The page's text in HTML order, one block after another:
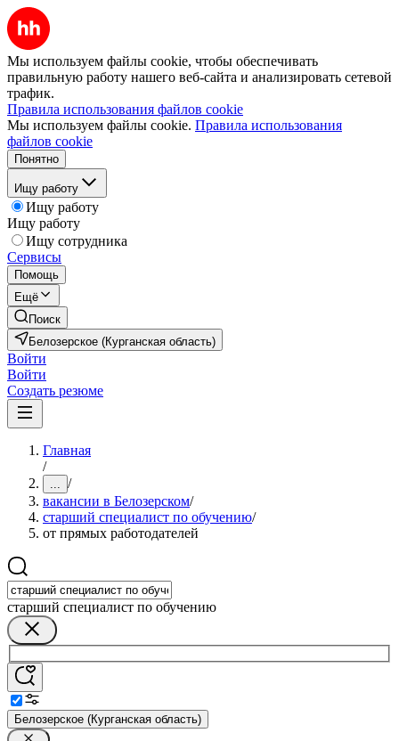
Мы используем файлы cookie, чтобы обеспечивать
правильную работу нашего веб-сайта и анализировать сетевой
трафик.
Правила использования файлов cookie
Мы используем файлы cookie. Правила использования
файлов cookie
Понятно
Ищу работу
Ищу работу
Ищу работу
Ищу сотрудника
Сервисы
Помощь
Ещё
Поиск
Белозерское (Курганская область)
Войти
Войти
Создать резюме
Главная
/
... /
вакансии в Белозерском/
старший специалист по обучению/
от прямых работодателей
старший специалист по обучению
Белозерское (Курганская область)